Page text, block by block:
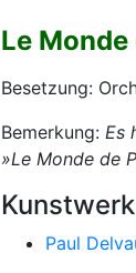
Le
Besetzung:
Bemerkung: Es
»Le Monde de
Paul